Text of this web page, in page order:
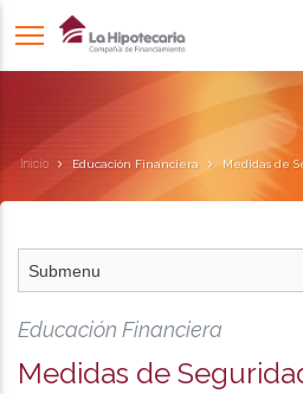
Inicio Educación Financiera Medidas de
Educación Financiera
Medidas de